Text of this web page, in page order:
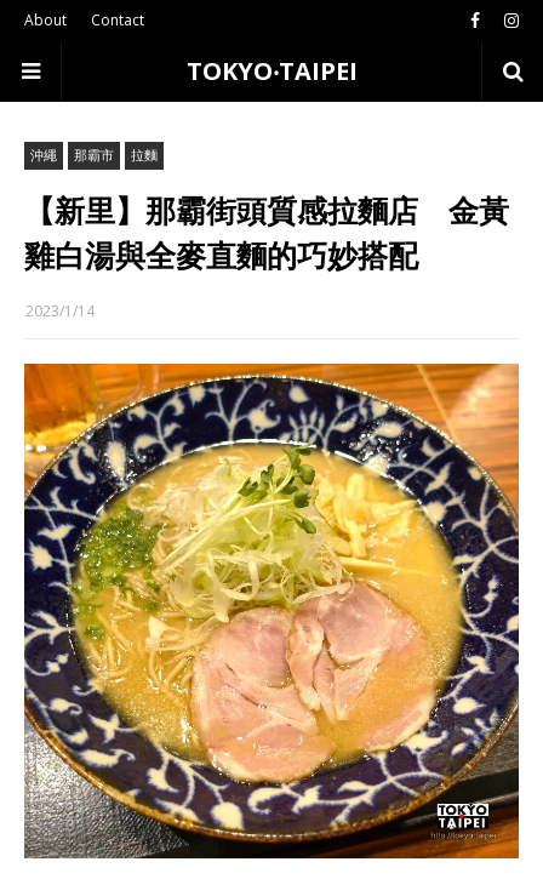
About Contact
TOKYO‧TAIPEI
沖繩 那霸市 拉麵
【新里】那霸街頭質感拉麵店 金黃
雞白湯與全麥直麵的巧妙搭配
2023/1/14